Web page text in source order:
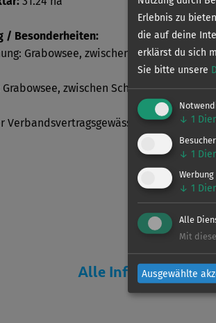
/ Besonderheiten:
Grabowsee, zwischen
Grabowsee, zwischen Schmachtenhagen
Verbandsvertragsgewässer:
Alle Informationen
Erlebnis zu
die auf deine
erklärst du sich
Sie bitte unsere
↓ 1
↓ 1
Werbung
↓ 1
Alle
Mit
Ausgewählte